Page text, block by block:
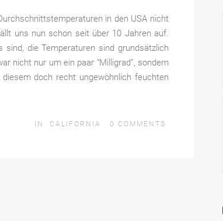
in den USA nicht
uns nun schon seit über 10 Jahren auf.
die Temperaturen sind grundsätzlich
nicht nur um ein paar “Milligrad”, sondern
doch recht ungewöhnlich feuchten
IN CALIFORNIA 0 COMMENTS